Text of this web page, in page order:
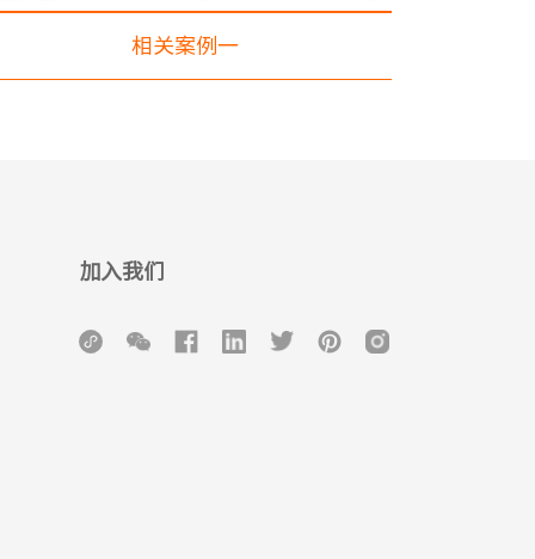
相关案例一
加入我们